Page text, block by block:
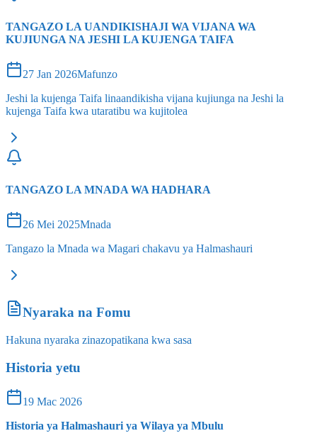
TANGAZO LA UANDIKISHAJI WA VIJANA WA
KUJIUNGA NA JESHI LA KUJENGA TAIFA
27 Jan 2026Mafunzo
Jeshi la kujenga Taifa linaandikisha vijana kujiunga na Jeshi la
kujenga Taifa kwa utaratibu wa kujitolea
TANGAZO LA MNADA WA HADHARA
26 Mei 2025Mnada
Tangazo la Mnada wa Magari chakavu ya Halmashauri
Nyaraka na Fomu
Hakuna nyaraka zinazopatikana kwa sasa
Historia yetu
19 Mac 2026
Historia ya Halmashauri ya Wilaya ya Mbulu